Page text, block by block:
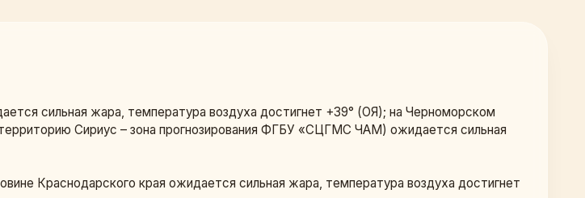
сильная жара, температура воздуха достигнет +39° (ОЯ); на Черноморском
Сириус – зона прогнозирования ФГБУ «СЦГМС ЧАМ) ожидается сильная
Краснодарского края ожидается сильная жара, температура воздуха достигнет